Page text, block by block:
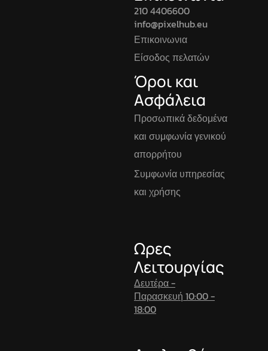
210 4406600
info@pixelhub.eu
Επικοινωνια
Είσοδος πελατών
Όροι και
Ασφάλεια
Προσωπικά δεδομένα
και συμφωνία γενικού
απορρήτου
Συμφωνία υπηρεσίας
και χρήσης
Ωρες
Λειτουργίας
Δευτέρα -
Παρασκευή 10:00 -
18:00